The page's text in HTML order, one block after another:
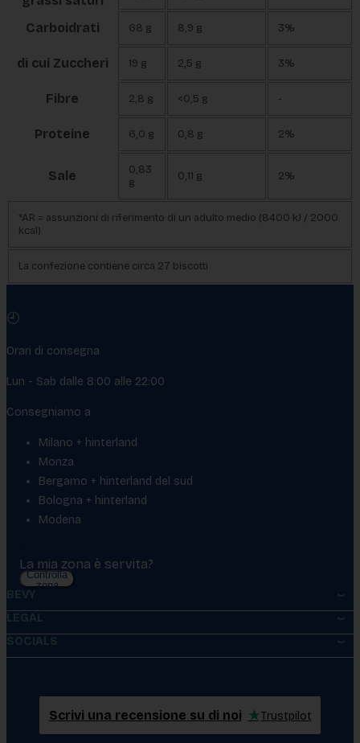
Carboidrati 68 g 8,9 g 3%
di cui Zuccheri 19 g 2,5 g 3%
Fibre 2,8 g <0,5 g -
Proteine 6,0 g 0,8 g 2%
Sale
0,83
g
0,11 g 2%
*AR = assunzioni di riferimento di un adulto medio (8400 kJ / 2000
kcal)
La confezione contiene circa 27 biscotti
🕘
Orari di consegna
Lun - Sab dalle 8:00 alle 22:00
Consegniamo a
Milano + hinterland
Monza
Bergamo + hinterland del sud
Bologna + hinterland
Modena
La mia zona è servita?
Controlla
zona
BEVY
LEGAL
SOCIALS
Scrivi una recensione su di noi ★Trustpilot